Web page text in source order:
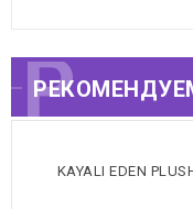
РЕКОМЕНДУЕМЫЕ
KAYALI EDEN